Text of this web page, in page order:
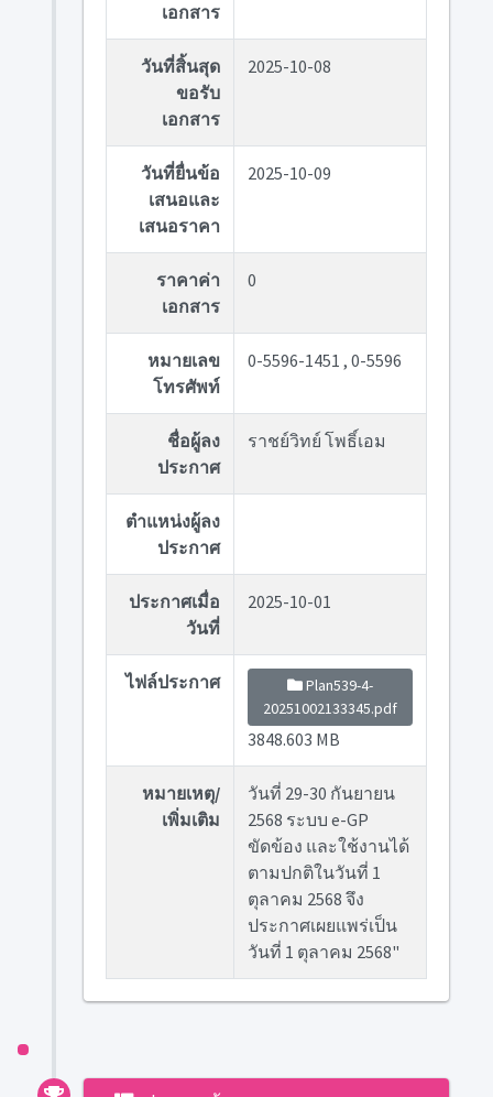
เอกสาร
วันที่สิ้นสุด
ขอรับ
เอกสาร
2025-10-08
วันที่ยื่นข้อ
เสนอและ
เสนอราคา
2025-10-09
ราคาค่า
เอกสาร
0
หมายเลข
โทรศัพท์
0-5596-1451 , 0-5596
ชื่อผู้ลง
ประกาศ
ราชย์วิทย์ โพธิ์เอม
ตำแหน่งผู้ลง
ประกาศ
ประกาศเมื่อ
วันที่
2025-10-01
ไฟล์ประกาศ
Plan539-4-
20251002133345.pdf
3848.603 MB
หมายเหตุ/
เพิ่มเติม
วันที่ 29-30 กันยายน
2568 ระบบ e-GP
ขัดข้อง และใช้งานได้
ตามปกติในวันที่ 1
ตุลาคม 2568 จึง
ประกาศเผยแพร่เป็น
วันที่ 1 ตุลาคม 2568"